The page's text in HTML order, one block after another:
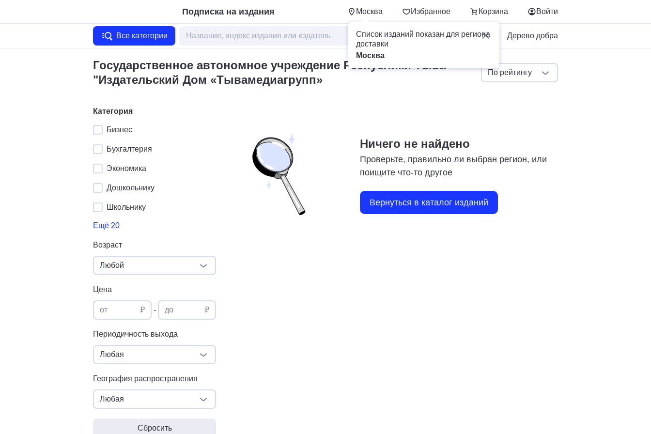
Подписка на издания Москва Избранное Корзина
Список изданий показан для региона
доставки
Москва
Войти
Все категории Для бизнеса Дерево добра
Государственное автономное учреждение Республики Тыва
"Издательский Дом «Тывамедиагрупп»
По рейтингу
Категория
Бизнес
Бухгалтерия
Экономика
Дошкольнику
Школьнику
Ещё 20
Возраст
Любой
Цена
от ₽ - до ₽
Периодичность выхода
Любая
География распространения
Любая
Сбросить
Ничего не найдено
Проверьте, правильно ли выбран регион, или
поищите что-то другое
Вернуться в каталог изданий